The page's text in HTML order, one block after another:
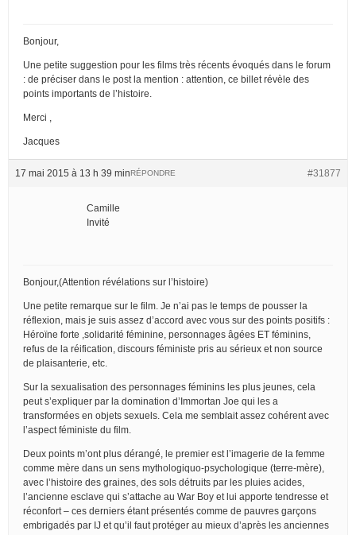
Bonjour,
Une petite suggestion pour les films très récents évoqués dans le forum
: de préciser dans le post la mention : attention, ce billet révèle des
points importants de l’histoire.
Merci ,
Jacques
17 mai 2015 à 13 h 39 min #31877
RÉPONDRE
Camille
Invité
Bonjour,(Attention révélations sur l’histoire)
Une petite remarque sur le film. Je n’ai pas le temps de pousser la
réflexion, mais je suis assez d’accord avec vous sur des points positifs :
Héroïne forte ,solidarité féminine, personnages âgées ET féminins,
refus de la réification, discours féministe pris au sérieux et non source
de plaisanterie, etc.
Sur la sexualisation des personnages féminins les plus jeunes, cela
peut s’expliquer par la domination d’Immortan Joe qui les a
transformées en objets sexuels. Cela me semblait assez cohérent avec
l’aspect féministe du film.
Deux points m’ont plus dérangé, le premier est l’imagerie de la femme
comme mère dans un sens mythologiquo-psychologique (terre-mère),
avec l’histoire des graines, des sols détruits par les pluies acides,
l’ancienne esclave qui s’attache au War Boy et lui apporte tendresse et
réconfort – ces derniers étant présentés comme de pauvres garçons
embrigadés par IJ et qu’il faut protéger au mieux d’après les anciennes